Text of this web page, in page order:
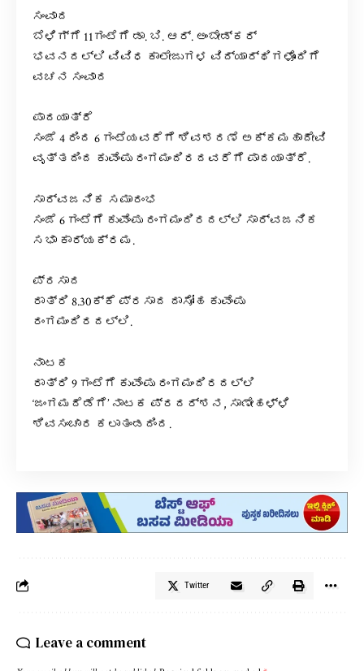
ಸಂವಾದ
ಬೆಳಿಗ್ಗೆ 11ಗಂಟೆಗೆ ಡಾ. ಬಿ. ಆರ್. ಅಂಬೇಡ್ಕರ್
ಭವನದಲ್ಲಿ ವಿವಿಧ ಕಾಲೇಜುಗಳ ವಿದ್ಯಾರ್ಥಿಗಳೊಂದಿಗೆ
ವಚನ ಸಂವಾದ
ಪಾದಯಾತ್ರೆ
ಸಂಜೆ 4 ರಿಂದ 6 ಗಂಟೆಯವರೆಗೆ ಶಿವಶರಣೆ ಅಕ್ಕಮಹಾದೇವಿ
ವೃತ್ತದಿಂದ ಕುವೆಂಪು ರಂಗಮಂದಿರದವರೆಗೆ ಪಾದಯಾತ್ರೆ.
ಸಾರ್ವಜನಿಕ ಸಮಾರಂಭ
ಸಂಜೆ 6 ಗಂಟೆಗೆ ಕುವೆಂಪು ರಂಗಮಂದಿರದಲ್ಲಿ ಸಾರ್ವಜನಿಕ
ಸಭಾ ಕಾರ್ಯಕ್ರಮ.
ಪ್ರಸಾದ
ರಾತ್ರಿ 8.30ಕ್ಕೆ ಪ್ರಸಾದ ದಾಸೋಹ ಕುವೆಂಪು
ರಂಗಮಂದಿರದಲ್ಲಿ.
ನಾಟಕ
ರಾತ್ರಿ 9 ಗಂಟೆಗೆ ಕುವೆಂಪು ರಂಗಮಂದಿರದಲ್ಲಿ
‘ಜಂಗಮದೆಡೆಗೆ’ ನಾಟಕ ಪ್ರದರ್ಶನ, ಸಾಣೇಹಳ್ಳಿ
ಶಿವಸಂಚಾರ ಕಲಾತಂಡದಿಂದ.
Twitter
Leave a comment